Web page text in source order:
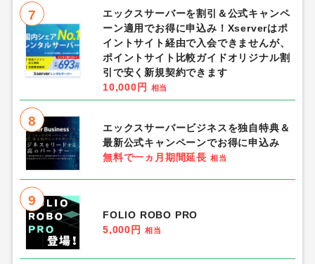
7
エックスサーバーを割引＆公式キャンペ
ーン適用でお得に申込み！Xserverはポ
イントサイト経由で入会できませんが、
ポイントサイト比較ガイドオリジナル割
引で安く新規契約できます
10,000円
相当
8
エックスサーバービジネスを独自特典＆
最新公式キャンペーンでお得に申込み
無料で一ヵ月期間延長 相当
9
FOLIO ROBO PRO
5,000円
相当